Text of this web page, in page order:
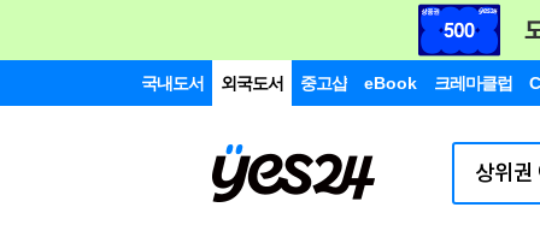
국내도서 외국도서 중고샵 eBook 크레마클럽